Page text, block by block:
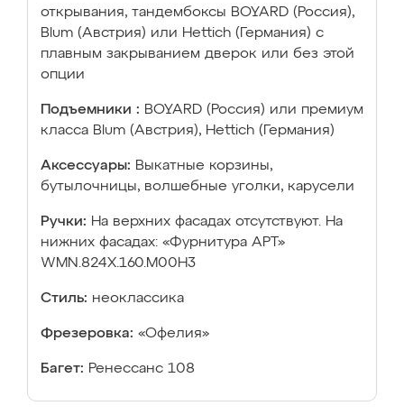
открывания, тандембоксы BOYARD (Россия),
Blum (Австрия) или Hettich (Германия) с
плавным закрыванием дверок или без этой
опции
Подъемники : BOYARD (Россия) или премиум
класса Blum (Австрия), Hettich (Германия)
Аксессуары: Выкатные корзины,
бутылочницы, волшебные уголки, карусели
Ручки: На верхних фасадах отсутствуют. На
нижних фасадах: «Фурнитура АРТ»
WMN.824X.160.M00H3
Стиль: неоклассика
Фрезеровка: «Офелия»
Багет: Ренессанс 108